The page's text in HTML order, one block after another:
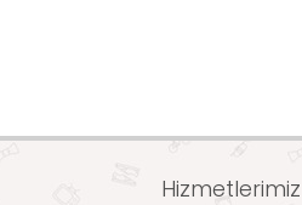
Hizmetlerimiz